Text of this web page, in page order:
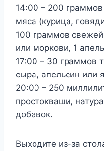
14:00 – 200
мяса (курица,
100 граммов
или моркови, 1
17:00 – 30 граммов
сыра, апельсин или
20:00 – 250
простокваши,
добавок.
Выходите из-за